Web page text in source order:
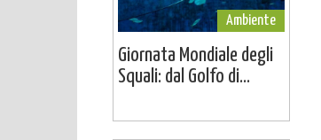
Ambiente
Giornata Mondiale degli
Squali: dal Golfo di...